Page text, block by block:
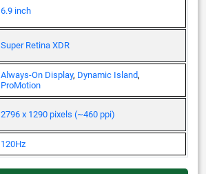
6.9 inch
Super Retina XDR
Always-On Display, Dynamic Island,
ProMotion
2796 x 1290 pixels (~460 ppi)
120Hz